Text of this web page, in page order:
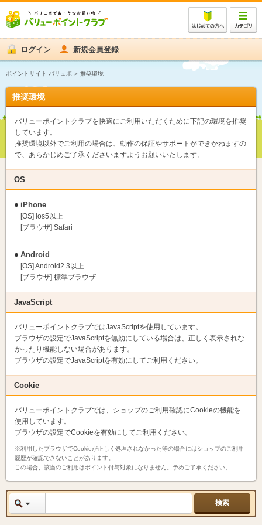
ログイン 新規会員登録
ポイントサイト バリュポ 推奨環境
推奨環境
バリューポイントクラブを快適にご利用いただくために下記の環境を推奨
しています。
推奨環境以外でご利用の場合は、動作の保証やサポートができかねますの
で、あらかじめご了承くださいますようお願いいたします。
OS
iPhone
[OS] ios5以上
[ブラウザ] Safari
Android
[OS] Android2.3以上
[ブラウザ] 標準ブラウザ
JavaScript
バリューポイントクラブではJavaScriptを使用しています。
ブラウザの設定でJavaScriptを無効にしている場合は、正しく表示されな
かったり機能しない場合があります。
ブラウザの設定でJavaScriptを有効にしてご利用ください。
Cookie
バリューポイントクラブでは、ショップのご利用確認にCookieの機能を
使用しています。
ブラウザの設定でCookieを有効にしてご利用ください。
※利用したブラウザでCookieが正しく処理されなかった等の場合にはショップのご利用
履歴が確認できないことがあります。
この場合、該当のご利用はポイント付与対象になりません。予めご了承ください。